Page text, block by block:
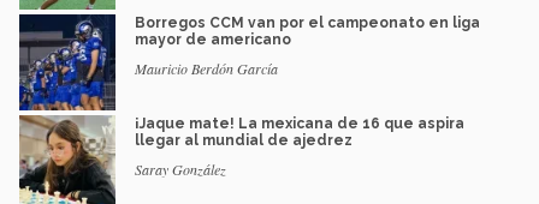
Borregos CCM van por el campeonato en liga
mayor de americano
Mauricio Berdón García
¡Jaque mate! La mexicana de 16 que aspira
llegar al mundial de ajedrez
Saray González